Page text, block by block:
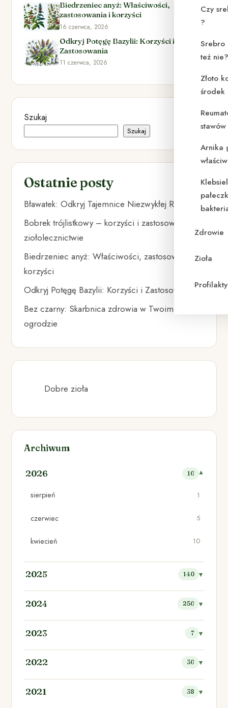
Czy
?
też
Złoto
środek
Arnika
Zdrowie
Zioła
Biedrzeniec anyż: Właściwości,
zastosowania i korzyści
16 czerwca, 2026
Odkryj Potęgę Bazylii: Korzyści i
Zastosowania
11 czerwca, 2026
Szukaj
Szukaj
Ostatnie posty
Bławatek: Odkryj Tajemnice Niezwykłej Rośliny
Bobrek trójlistkowy – korzyści i zastosowanie w
ziołolecznictwie
Biedrzeniec anyż: Właściwości, zastosowania i
korzyści
Odkryj Potęgę Bazylii: Korzyści i Zastosowania
Bez czarny: Skarbnica zdrowia w Twoim
ogrodzie
Dobre zioła
Archiwum
2026 16
sierpień 1
czerwiec 5
kwiecień 10
2025 140
2024 256
2023 7
2022 36
2021 38